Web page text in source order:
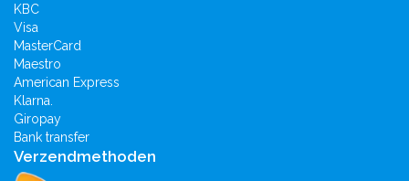
KBC
Visa
MasterCard
Maestro
American Express
Klarna.
Giropay
Bank transfer
Verzendmethoden